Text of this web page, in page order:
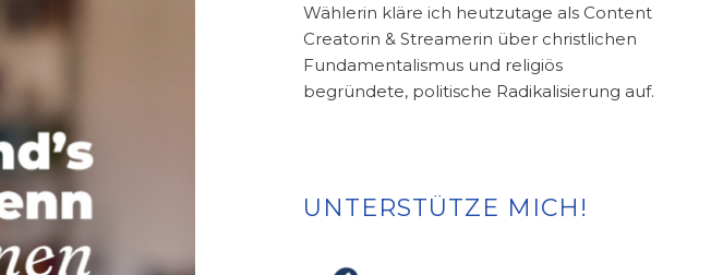
Wählerin kläre ich heutzutage als Content
Creatorin & Streamerin über christlichen
Fundamentalismus und religiös
begründete, politische Radikalisierung auf.
UNTERSTÜTZE MICH!